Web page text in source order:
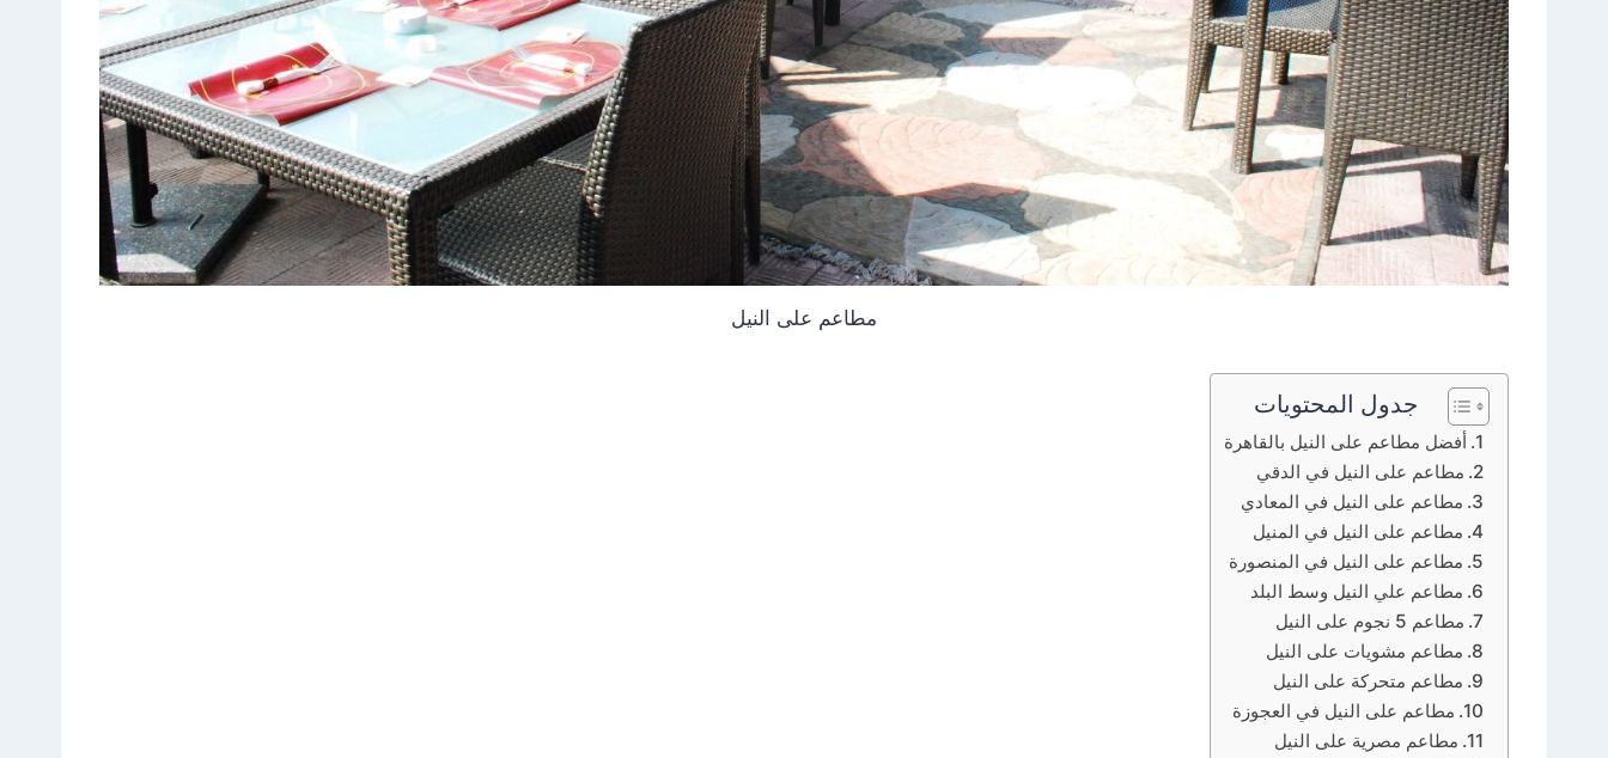
مطاعم على النيل
جدول المحتويات
أفضل مطاعم على النيل بالقاهرة
مطاعم على النيل في الدقي
مطاعم على النيل في المعادي
مطاعم على النيل في المنيل
مطاعم على النيل في المنصورة
مطاعم علي النيل وسط البلد
مطاعم 5 نجوم على النيل
مطاعم مشويات على النيل
مطاعم متحركة على النيل
مطاعم على النيل في العجوزة
مطاعم مصرية على النيل